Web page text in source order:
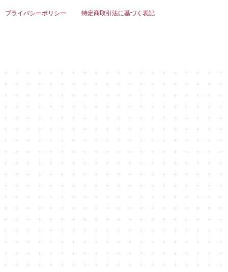
プライバシーポリシー 特定商取引法に基づく表記